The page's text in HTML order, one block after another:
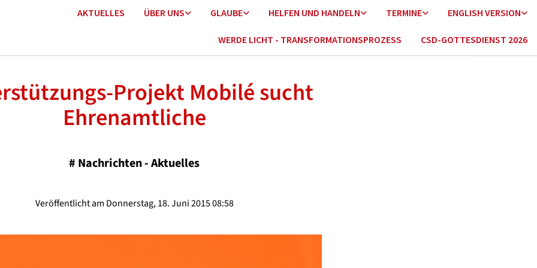
AKTUELLES ÜBER UNS GLAUBE HELFEN UND HANDELN TERMINE ENGLISH VERSION
WERDE LICHT - TRANSFORMATIONSPROZESS CSD-GOTTESDIENST 2026
Projekt Mobilé sucht
Ehrenamtliche
# Nachrichten - Aktuelles
Veröffentlicht am Donnerstag, 18. Juni 2015 08:58